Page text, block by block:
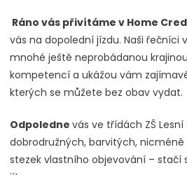
Ráno vás přivítáme v Home
vás na dopolední jízdu. Naši řečníci
mnohé ještě neprobádanou
kompetencí a ukážou vám
kterých se můžete bez obav vydat.
Odpoledne vás ve třídách ZŠ
dobrodružných, barvitých,
stezek vlastního objevování – stačí